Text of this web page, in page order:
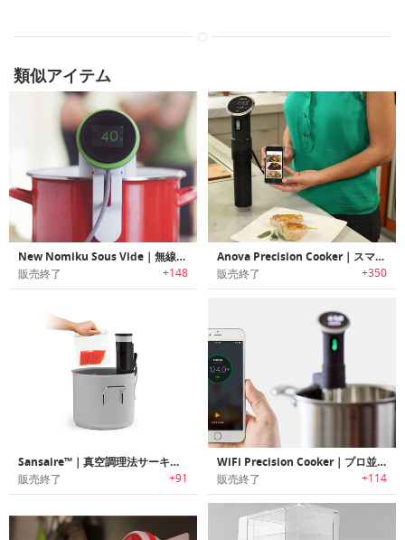
類似アイテム
New Nomiku Sous Vide｜無線LAN接続可能な真空調理用イマージョンサーキュレーター
販売終了 +148
Anova Precision Cooker｜スマホで真空調理
販売終了 +350
Sansaire™｜真空調理法サーキュレーター
販売終了 +91
WiFi Precision Cooker｜プロ並みの真空調理が手軽に家庭で楽しめるワイヤレス精密調理器
販売終了 +114